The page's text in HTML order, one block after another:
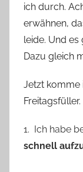
ich durch.
erwähnen,
leide. Und
Dazu gleich
Jetzt komme
Freitagsfüller.
1. Ich habe
schnell